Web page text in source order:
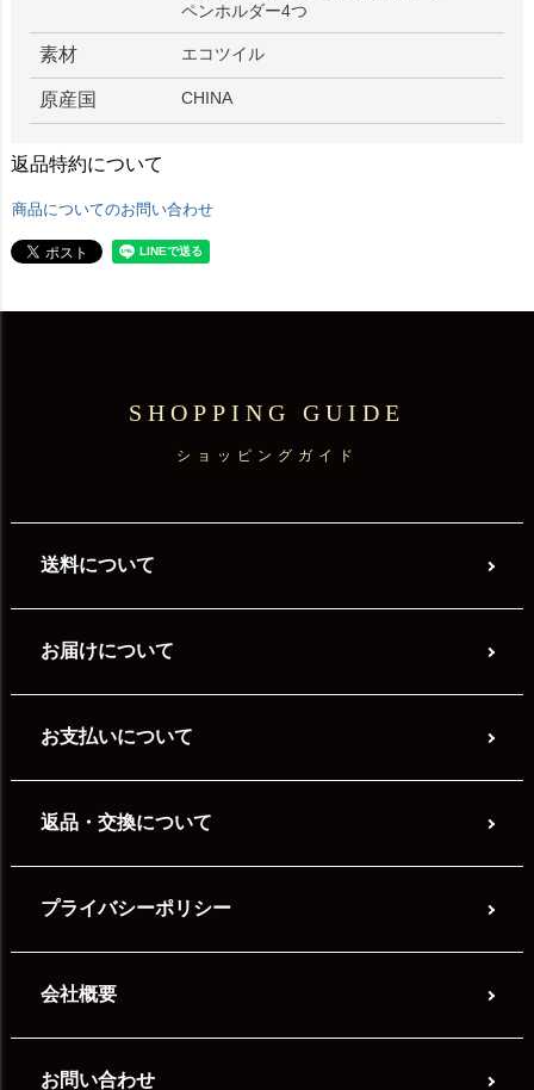
ペンホルダー4つ
素材 エコツイル
原産国 CHINA
返品特約について
商品についてのお問い合わせ
SHOPPING GUIDE
ショッピングガイド
送料について
お届けについて
お支払いについて
返品・交換について
プライバシーポリシー
会社概要
お問い合わせ